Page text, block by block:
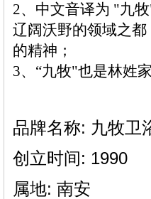
2、中文音译为 "九
辽阔沃野的领域之
的精神；
3、“九牧"也是林姓
品牌名称: 九牧卫
创立时间: 1990
属地: 南安